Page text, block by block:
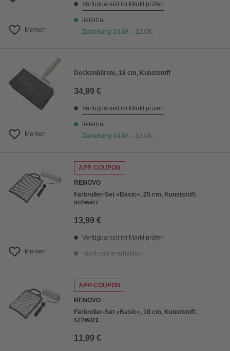
Merken
Verfügbarkeit im Markt prüfen
lieferbar
Zustellung 10.08. - 12.08.
Merken
Deckenbürste, 18 cm, Kunststoff
34,99 €
Verfügbarkeit im Markt prüfen
lieferbar
Zustellung 10.08. - 12.08.
Merken
APP-COUPON
RENOVO
Farbroller-Set »Basic«, 25 cm, Kunststoff,
schwarz
13,99 €
Verfügbarkeit im Markt prüfen
Nicht online erhältlich
APP-COUPON
RENOVO
Farbroller-Set »Basic«, 18 cm, Kunststoff,
schwarz
11,99 €